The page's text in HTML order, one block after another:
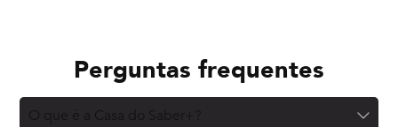
Perguntas frequentes